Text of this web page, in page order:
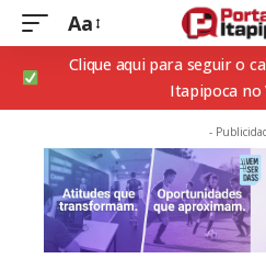
Aa
Clique aqui para seguir o
Itapipoca no
-